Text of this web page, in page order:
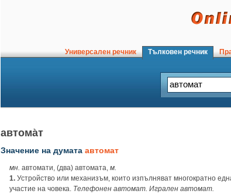
Универсален речник Тълковен речник
автома̀т
Значение на думата автомат
мн. автомати, (два) автомата, м.
1. Устройство или механизъм, които изпълняват многократно
участие на човека. Телефонен автомат. Игрален автомат.